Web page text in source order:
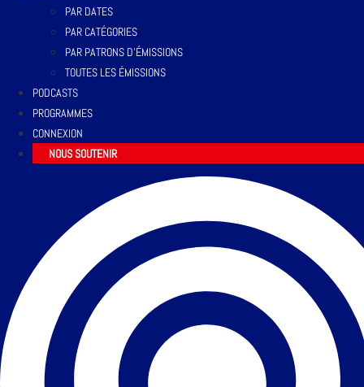
PAR DATES
PAR CATÉGORIES
PAR PATRONS D’ÉMISSIONS
TOUTES LES ÉMISSIONS
PODCASTS
PROGRAMMES
CONNEXION
NOUS SOUTENIR